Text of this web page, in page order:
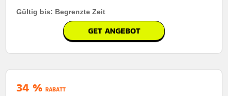
Gültig bis: Begrenzte Zeit
GET ANGEBOT
34 % RABATT